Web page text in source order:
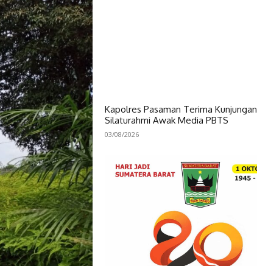
Kapolres Pasaman Terima Kunjungan
Silaturahmi Awak Media PBTS
03/08/2026